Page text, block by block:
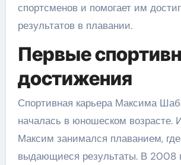
спортсменов и помогает им
результатов в плавании.
Первые
достижения
Спортивная карьера Максима
началась в юношеском возрасте.
Максим занимался плаванием,
выдающиеся результаты. В 2008